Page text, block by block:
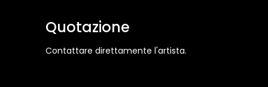
Quotazione
Contattare direttamente l'artista.